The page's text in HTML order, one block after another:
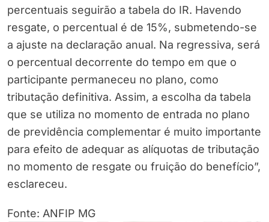
percentuais seguirão a tabela do IR. Havendo
resgate, o percentual é de 15%, submetendo-se
a ajuste na declaração anual. Na regressiva, será
o percentual decorrente do tempo em que o
participante permaneceu no plano, como
tributação definitiva. Assim, a escolha da tabela
que se utiliza no momento de entrada no plano
de previdência complementar é muito importante
para efeito de adequar as alíquotas de tributação
no momento de resgate ou fruição do benefício”,
esclareceu.
Fonte: ANFIP MG